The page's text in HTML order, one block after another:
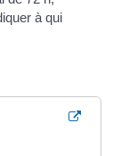
à qui